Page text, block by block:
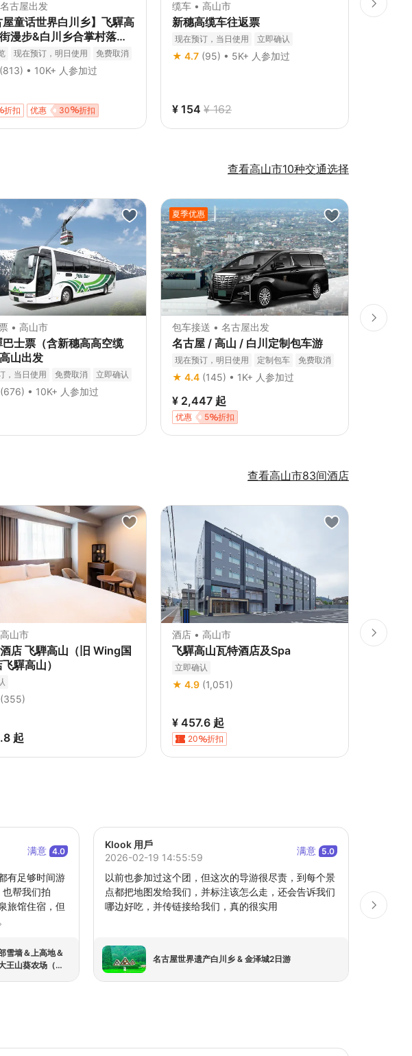
古屋出发
屋童话世界白川乡】飞驒高
漫步&白川乡合掌村落一
名古屋出发）
现在预订，明日使用
免费取消
(813) • 10K+ 人参加过
折扣 30 折扣
优惠
缆车 • 高山市
新穗高缆车往返票
现在预订，当日使用 立即确认
★ 4.7 (95) • 5K+ 人参加过
¥ 154 ¥ 162
游览 •
查看高山市10种交通选择
• 高山市
士票（含新穗高高空缆
山出发
，当日使用 免费取消 立即确认
(676) • 10K+ 人参加过
夏季优惠
包车接送 • 名古屋出发
名古屋 / 高山 / 白川定制包车游
现在预订，明日使用 定制包车 免费取消
★ 4.4 (145) • 1K+ 人参加过
¥ 2,447 起
5 折扣
优惠
包车接
查看高山市83间酒店
山市
店 飞騨高山（旧 Wing国
驒高山）
(355)
起
酒店 • 高山市
飞驒高山瓦特酒店及Spa
立即确认
★ 4.9 (1,051)
¥ 457.6 起
20 折扣
酒店 •
满意 4.0
有足够时间游
帮我们拍
旅馆住宿，但
雪墙＆上高地＆
王山葵农场（名
Klook 用戶
2026-02-19 14:55:59
满意 5.0
以前也参加过这个团，但这次的导游很尽责，到每个景
点都把地图发给我们，并标注该怎么走，还会告诉我们
哪边好吃，并传链接给我们，真的很实用
名古屋世界遗产白川乡 & 金泽城2日游
导游（
里高山
的小团